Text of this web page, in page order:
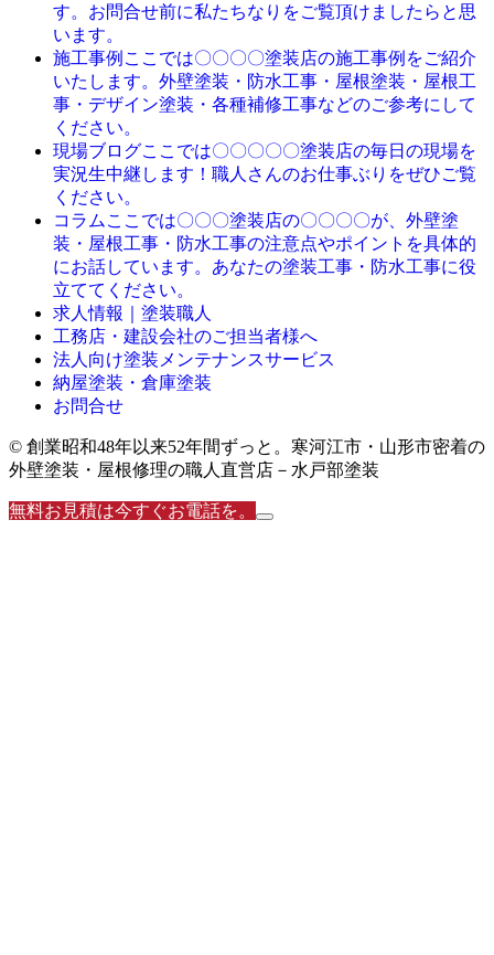
す。お問合せ前に私たちなりをご覧頂けましたらと思
います。
施工事例 ここでは〇〇〇〇塗装店の施工事例をご紹介
いたします。外壁塗装・防水工事・屋根塗装・屋根工
事・デザイン塗装・各種補修工事などのご参考にして
ください。
現場ブログここでは〇〇〇〇〇塗装店の毎日の現場を
実況生中継します！職人さんのお仕事ぶりをぜひご覧
ください。
コラム ここでは〇〇〇塗装店の〇〇〇〇が、外壁塗
装・屋根工事・防水工事の注意点やポイントを具体的
にお話しています。あなたの塗装工事・防水工事に役
立ててください。
求人情報｜塗装職人
工務店・建設会社のご担当者様へ
法人向け塗装メンテナンスサービス
納屋塗装・倉庫塗装
お問合せ
© 創業昭和48年以来52年間ずっと。寒河江市・山形市密着の
外壁塗装・屋根修理の職人直営店－水戸部塗装
無料お見積は今すぐお電話を。